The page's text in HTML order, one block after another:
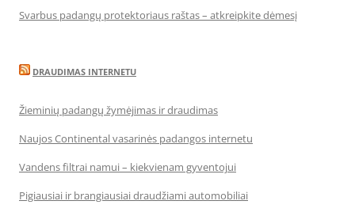
Svarbus padangų protektoriaus raštas – atkreipkite dėmesį
DRAUDIMAS INTERNETU
Žieminių padangų žymėjimas ir draudimas
Naujos Continental vasarinės padangos internetu
Vandens filtrai namui – kiekvienam gyventojui
Pigiausiai ir brangiausiai draudžiami automobiliai